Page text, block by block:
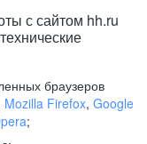
с сайтом hh.ru
браузеров
Mozilla Firefox, Google
;